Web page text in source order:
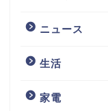
ニュース
生活
家電